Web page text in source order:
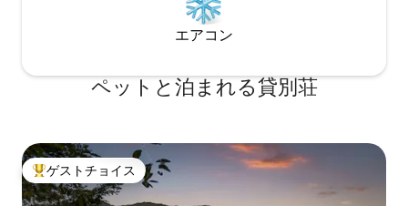
エアコン
ペットと泊まれる貸別荘
大好評のゲストチョイスです。
ゲストチョイス